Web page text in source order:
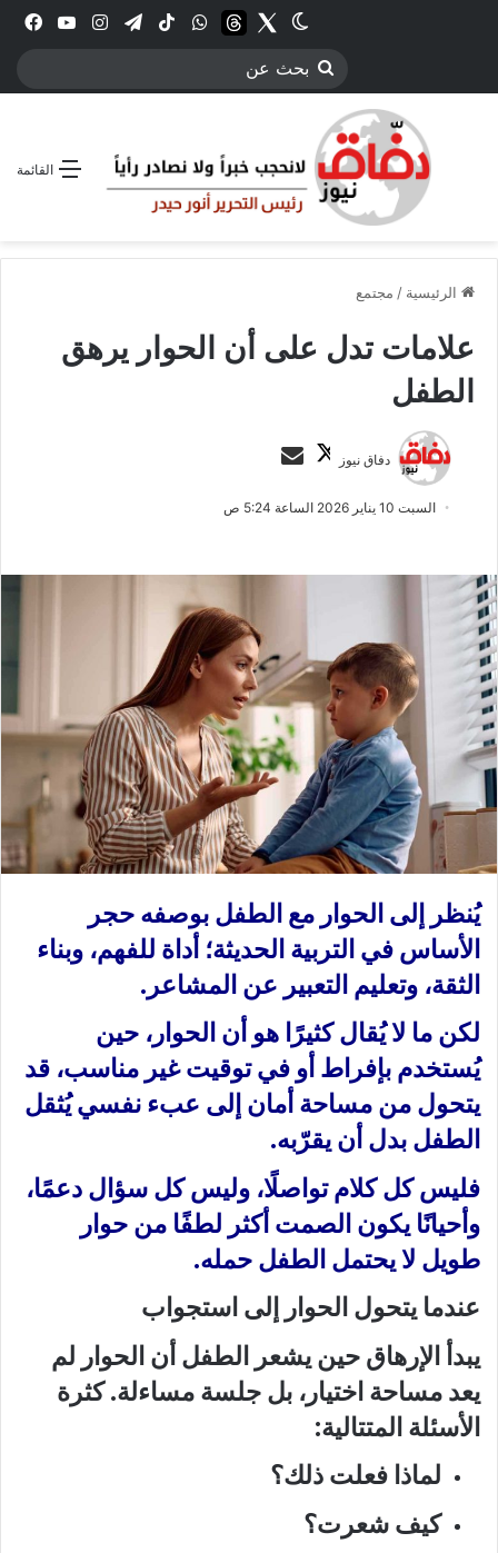
انستقرامتيلقرام‫TikTokواتسابthreadsTwitter
الوضع المظلم
بحث
القائمة
الرئيسية / مجتمع
علامات تدل على أن الحوار يرهق
الطفل
دفاق نيوز
ت
ب
ل
س
ر
ا
إ
ل
ك
ت
ر
و
ن
ي
ا
السبت 10 يناير 2026 الساعة 5:24 ص
يُنظر إلى الحوار مع الطفل بوصفه حجر
الأساس في التربية الحديثة؛ أداة للفهم، وبناء
الثقة، وتعليم التعبير عن المشاعر.
لكن ما لا يُقال كثيرًا هو أن الحوار، حين
يُستخدم بإفراط أو في توقيت غير مناسب، قد
يتحول من مساحة أمان إلى عبء نفسي يُثقل
الطفل بدل أن يقرّبه.
فليس كل كلام تواصلًا، وليس كل سؤال دعمًا،
وأحيانًا يكون الصمت أكثر لطفًا من حوار
طويل لا يحتمل الطفل حمله.
عندما يتحول الحوار إلى استجواب
يبدأ الإرهاق حين يشعر الطفل أن الحوار لم
يعد مساحة اختيار، بل جلسة مساءلة. كثرة
الأسئلة المتتالية:
لماذا فعلت ذلك؟
كيف شعرت؟